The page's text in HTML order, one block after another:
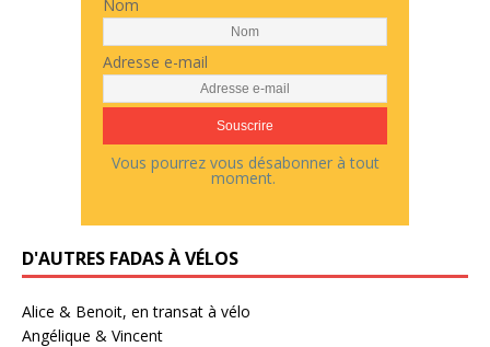
Nom
Adresse e-mail
Vous pourrez vous désabonner à tout
moment.
D'AUTRES FADAS À VÉLOS
Alice & Benoit, en transat à vélo
Angélique & Vincent